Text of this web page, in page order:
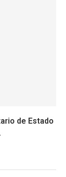
de Estado